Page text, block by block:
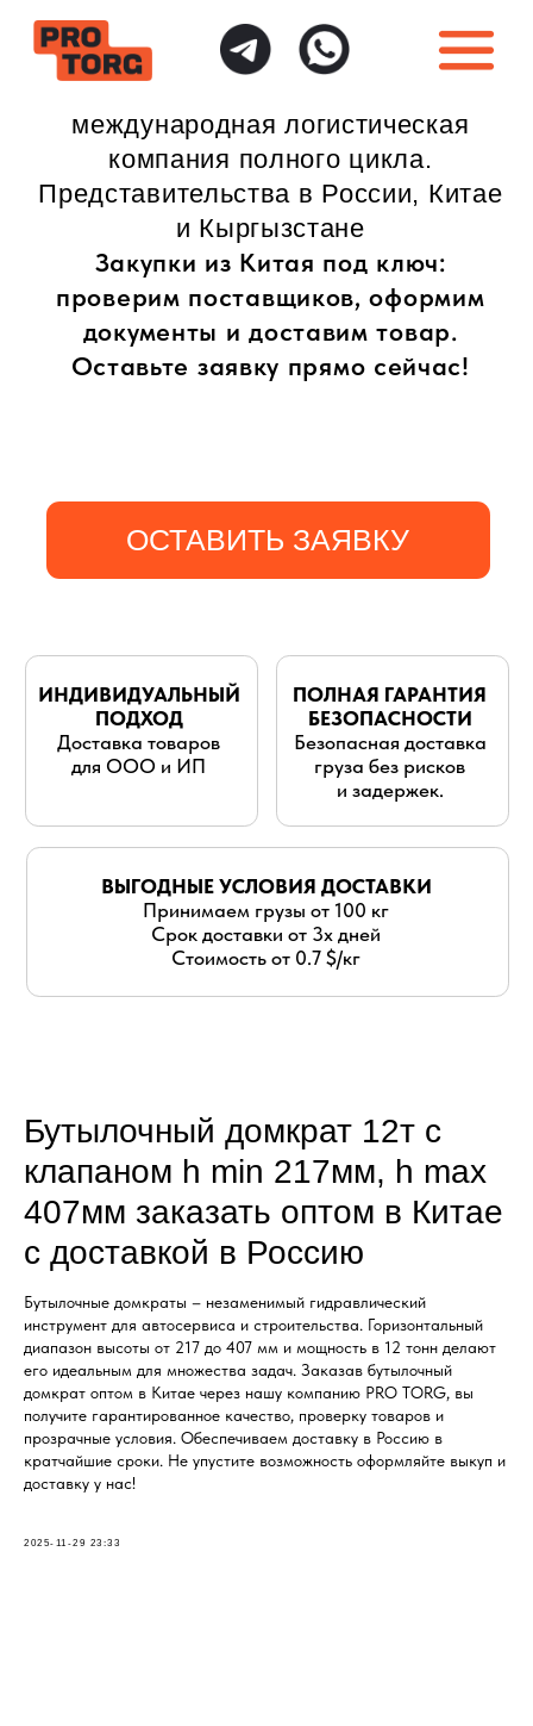
Представительства в России, Китае
и Кыргызстане
Закупки из Китая под ключ:
проверим поставщиков, оформим
документы и доставим товар.
Оставьте заявку прямо сейчас!
ОСТАВИТЬ ЗАЯВКУ
Срок доставки от 3х дней
Стоимость от 0.7 $/кг
Безопасная доставка
груза без рисков
Доставка товаров
для ООО и ИП
Бутылочный домкрат 12т с
клапаном h min 217мм, h max
407мм заказать оптом в Китае
с доставкой в Россию
Бутылочные домкраты – незаменимый гидравлический
инструмент для автосервиса и строительства. Горизонтальный
диапазон высоты от 217 до 407 мм и мощность в 12 тонн делают
его идеальным для множества задач. Заказав бутылочный
домкрат оптом в Китае через нашу компанию PRO TORG, вы
получите гарантированное качество, проверку товаров и
прозрачные условия. Обеспечиваем доставку в Россию в
кратчайшие сроки. Не упустите возможность оформляйте выкуп и
доставку у нас!
2025-11-29 23:33